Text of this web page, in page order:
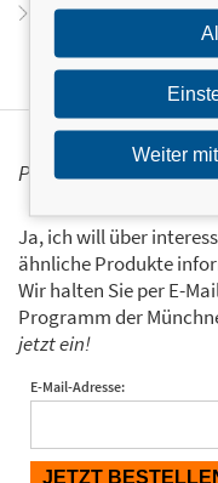
Zum Profil von Nadine
PERSONALISIERTE
Ja, ich will über
ähnliche Produkte
Wir halten Sie per E-
Programm der
jetzt ein!
E-Mail-Adresse:
Weiter